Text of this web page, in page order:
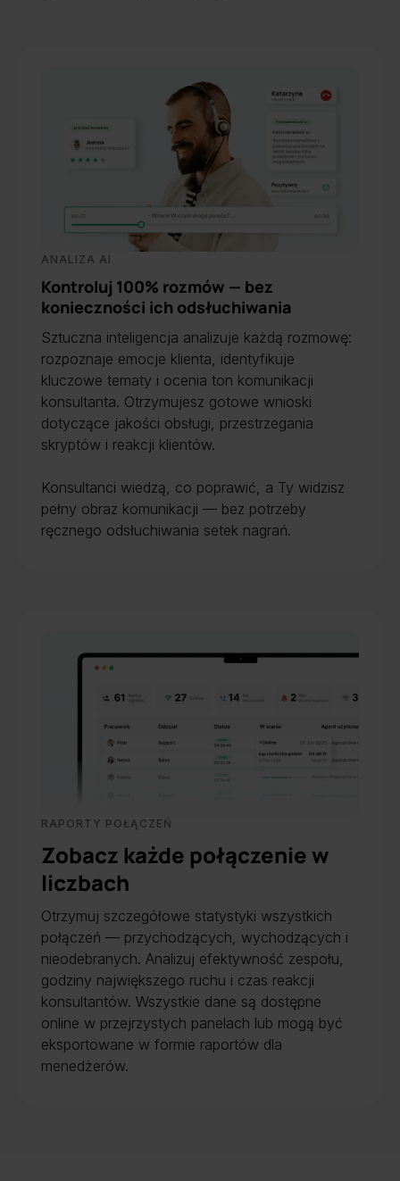
ANALIZA AI
Kontroluj 100% rozmów — bez
konieczności ich odsłuchiwania
Sztuczna inteligencja analizuje każdą rozmowę:
rozpoznaje emocje klienta, identyfikuje
kluczowe tematy i ocenia ton komunikacji
konsultanta. Otrzymujesz gotowe wnioski
dotyczące jakości obsługi, przestrzegania
skryptów i reakcji klientów.
Konsultanci wiedzą, co poprawić, a Ty widzisz
pełny obraz komunikacji — bez potrzeby
ręcznego odsłuchiwania setek nagrań.
RAPORTY POŁĄCZEŃ
Zobacz każde połączenie w
liczbach
Otrzymuj szczegółowe statystyki wszystkich
połączeń — przychodzących, wychodzących i
nieodebranych. Analizuj efektywność zespołu,
godziny największego ruchu i czas reakcji
konsultantów. Wszystkie dane są dostępne
online w przejrzystych panelach lub mogą być
eksportowane w formie raportów dla
menedżerów.